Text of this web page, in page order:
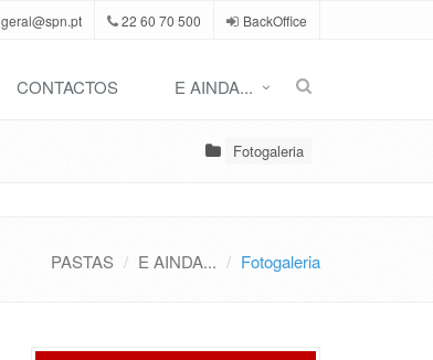
geral@spn.pt 22 60 70 500 BackOffice
CONTACTOS E AINDA...
Fotogaleria
PASTAS E AINDA... Fotogaleria